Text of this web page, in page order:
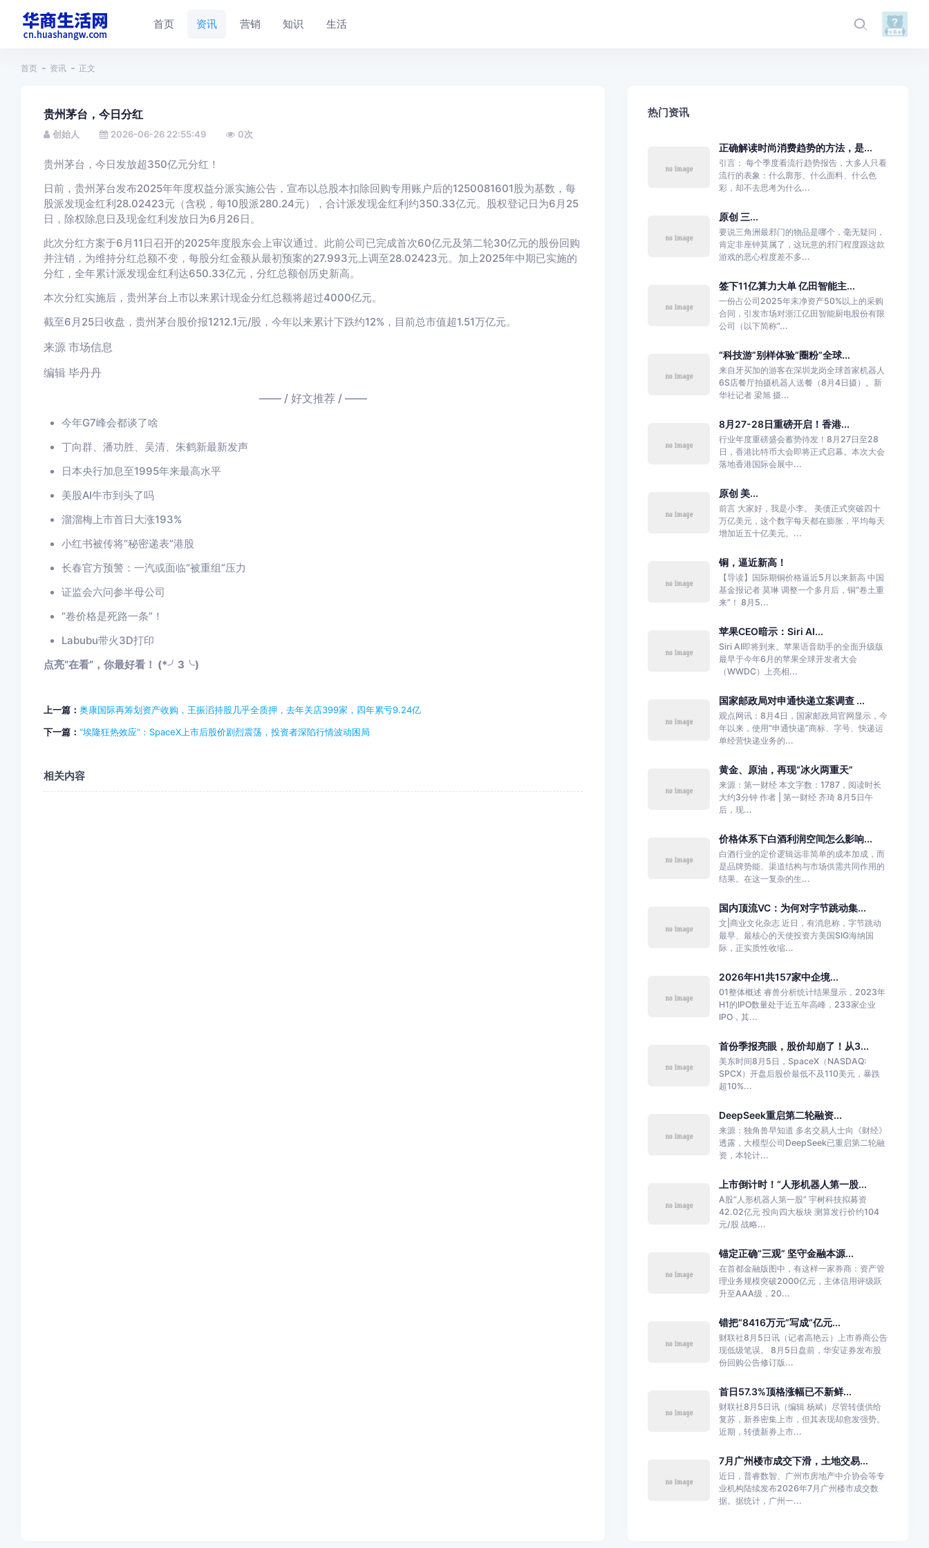
首页 资讯 营销 知识 生活
首页 资讯 正文
贵州茅台，今日分红
创始人 2026-06-26 22:55:49 0次
贵州茅台，今日发放超350亿元分红！
日前，贵州茅台发布2025年年度权益分派实施公告，宣布以总股本扣除回购专用账户后的1250081601股为基数，每
股派发现金红利28.02423元（含税，每10股派280.24元），合计派发现金红利约350.33亿元。股权登记日为6月25
日，除权除息日及现金红利发放日为6月26日。
此次分红方案于6月11日召开的2025年度股东会上审议通过。此前公司已完成首次60亿元及第二轮30亿元的股份回购
并注销，为维持分红总额不变，每股分红金额从最初预案的27.993元上调至28.02423元。加上2025年中期已实施的
分红，全年累计派发现金红利达650.33亿元，分红总额创历史新高。
本次分红实施后， 贵州茅台上市以来累计现金分红总额将超过4000亿元。
截至6月25日收盘，贵州茅台股价报1212.1元/股，今年以来累计下跌约12%，目前总市值超1.51万亿元。
来源 市场信息
编辑 毕丹丹
—— / 好文推荐 / ——
今年G7峰会都谈了啥
丁向群、潘功胜、吴清、朱鹤新最新发声
日本央行加息至1995年来最高水平
美股AI牛市到头了吗
溜溜梅上市首日大涨193%
小红书被传将“秘密递表”港股
长春官方预警：一汽或面临“被重组”压力
证监会六问参半母公司
“卷价格是死路一条”！
Labubu带火3D打印
点亮“在看”，你最好看！ (*╯3╰)
上一篇： 奥康国际再筹划资产收购，王振滔持股几乎全质押，去年关店399家，四年累亏9.24亿
下一篇： “埃隆狂热效应”：SpaceX上市后股价剧烈震荡，投资者深陷行情波动困局
相关内容
热门资讯
正确解读时尚消费趋势的方法，是...
引言： 每个季度看流行趋势报告，大多人只看
流行的表象：什么廓形、什么面料、什么色
彩，却不去思考为什么...
原创 三...
要说三角洲最邪门的物品是哪个，毫无疑问，
肯定非座钟莫属了，这玩意的邪门程度跟这款
游戏的恶心程度差不多...
签下11亿算力大单 亿田智能主...
一份占公司2025年末净资产50%以上的采购
合同，引发市场对浙江亿田智能厨电股份有限
公司（以下简称“...
“科技游”别样体验“圈粉”全球...
来自牙买加的游客在深圳龙岗全球首家机器人
6S店餐厅拍摄机器人送餐（8月4日摄）。新
华社记者 梁旭 摄...
8月27-28日重磅开启！香港...
行业年度重磅盛会蓄势待发！8月27日至28
日，香港比特币大会即将正式启幕。本次大会
落地香港国际会展中...
原创 美...
前言 大家好，我是小李。 美债正式突破四十
万亿美元，这个数字每天都在膨胀，平均每天
增加近五十亿美元。...
铜，逼近新高！
【导读】国际期铜价格逼近5月以来新高 中国
基金报记者 莫琳 调整一个多月后，铜“卷土重
来”！ 8月5...
苹果CEO暗示：Siri AI...
Siri AI即将到来。苹果语音助手的全面升级版
最早于今年6月的苹果全球开发者大会
（WWDC）上亮相...
国家邮政局对申通快递立案调查 ...
观点网讯：8月4日，国家邮政局官网显示，今
年以来，使用“申通快递”商标、字号、快递运
单经营快递业务的...
黄金、原油，再现“冰火两重天”
来源：第一财经 本文字数：1787，阅读时长
大约3分钟 作者 | 第一财经 齐琦 8月5日午
后，现...
价格体系下白酒利润空间怎么影响...
白酒行业的定价逻辑远非简单的成本加成，而
是品牌势能、渠道结构与市场供需共同作用的
结果。在这一复杂的生...
国内顶流VC：为何对字节跳动集...
文|商业文化杂志 近日，有消息称，字节跳动
最早、最核心的天使投资方美国SIG海纳国
际，正实质性收缩...
2026年H1共157家中企境...
01整体概述 睿兽分析统计结果显示，2023年
H1的IPO数量处于近五年高峰，233家企业
IPO，其...
首份季报亮眼，股价却崩了！从3...
美东时间8月5日，SpaceX（NASDAQ:
SPCX）开盘后股价最低不及110美元，暴跌
超10%...
DeepSeek重启第二轮融资...
来源：独角兽早知道 多名交易人士向《财经》
透露，大模型公司DeepSeek已重启第二轮融
资，本轮计...
上市倒计时！“人形机器人第一股...
A股“人形机器人第一股” 宇树科技拟募资
42.02亿元 投向四大板块 测算发行价约104
元/股 战略...
锚定正确“三观” 坚守金融本源...
在首都金融版图中，有这样一家券商：资产管
理业务规模突破2000亿元，主体信用评级跃
升至AAA级，20...
错把“8416万元”写成“亿元...
财联社8月5日讯（记者高艳云）上市券商公告
现低级笔误。 8月5日盘前，华安证券发布股
份回购公告修订版...
首日57.3%顶格涨幅已不新鲜...
财联社8月5日讯（编辑 杨斌）尽管转债供给
复苏，新券密集上市，但其表现却愈发强势。
近期，转债新券上市...
7月广州楼市成交下滑，土地交易...
近日，普睿数智、广州市房地产中介协会等专
业机构陆续发布2026年7月广州楼市成交数
据。据统计，广州一...